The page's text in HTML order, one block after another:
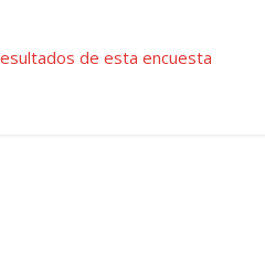
de esta encuesta